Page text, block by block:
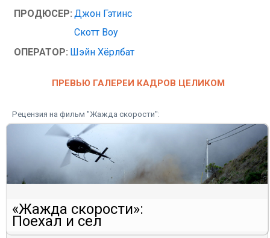
ПРОДЮСЕР: Джон Гэтинс
Скотт Воу
ОПЕРАТОР: Шэйн Хёрлбат
ПРЕВЬЮ ГАЛЕРЕИ КАДРОВ ЦЕЛИКОМ
Рецензия на фильм "Жажда скорости":
«Жажда скорости»:
Поехал и сел